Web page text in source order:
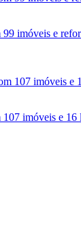
imóveis e
imóveis e 16